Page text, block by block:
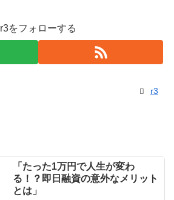
r3をフォローする
r3
「たった1万円で人生が変わ
る！？即日融資の意外なメリット
とは」